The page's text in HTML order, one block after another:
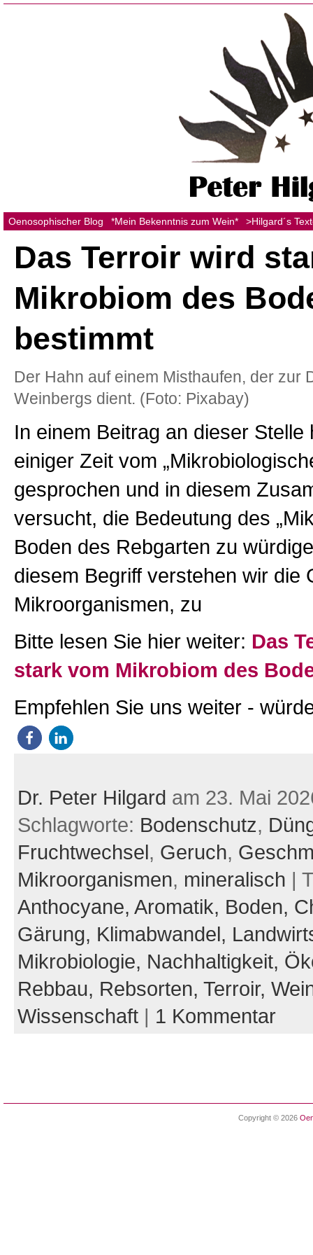
Oenosophischer Blog *Mein Bekenntnis zum Wein* >Hilgard´s
Das Terroir wird
Mikrobiom des
bestimmt
Der Hahn auf einem Misthaufen, der zur
Weinbergs dient. (Foto: Pixabay)
In einem Beitrag an dieser Stelle
einiger Zeit vom
gesprochen und in diesem
versucht, die Bedeutung des
Boden des Rebgarten zu
diesem Begriff verstehen wir die
Mikroorganismen, zu
Bitte lesen Sie hier weiter: Das
stark vom Mikrobiom des
Empfehlen Sie uns weiter -
Dr. Peter Hilgard am 23. Mai
Schlagworte: Bodenschutz,
Fruchtwechsel, Geruch,
Mikroorganismen, mineralisch |
Anthocyane, Aromatik, Boden,
Gärung, Klimabwandel,
Mikrobiologie, Nachhaltigkeit,
Rebbau, Rebsorten, Terroir,
Wissenschaft| 1 Kommentar
Copyright © 2026